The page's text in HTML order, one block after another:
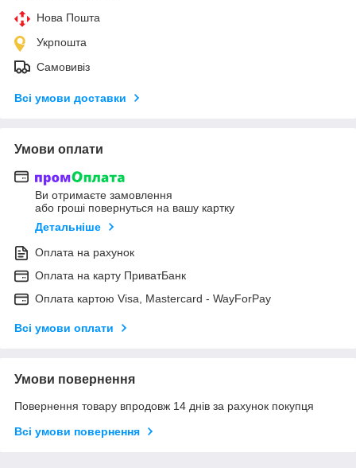
Нова Пошта
Укрпошта
Самовивіз
Всі умови доставки
Умови оплати
Ви отримаєте замовлення
або гроші повернуться на вашу картку
Детальніше
Оплата на рахунок
Оплата на карту ПриватБанк
Оплата картою Visa, Mastercard - WayForPay
Всі умови оплати
Умови повернення
Повернення товару впродовж 14 днів за рахунок покупця
Всі умови повернення